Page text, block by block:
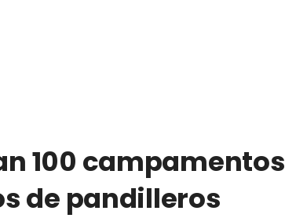
100 campamentos
de pandilleros